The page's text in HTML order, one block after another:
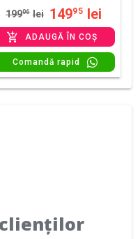
19906 lei 14995 lei
ADAUGĂ ÎN COȘ
Comandă rapid
clienților